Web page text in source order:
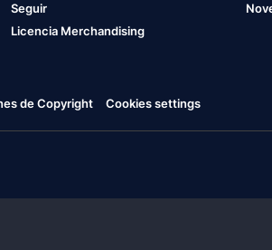
Seguir
Licencia Merchandising
de Copyright Cookies settings